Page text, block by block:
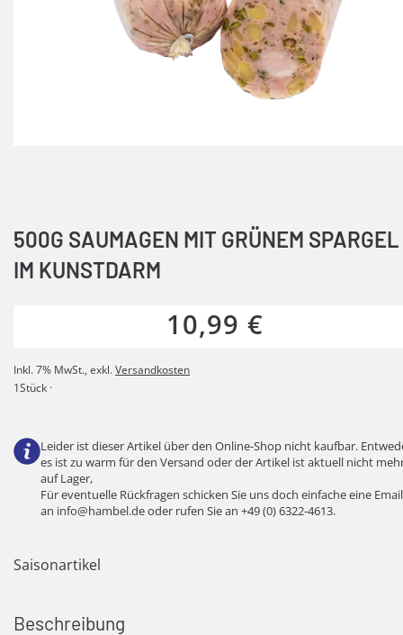
500G SAUMAGEN MIT GRÜNEM SPARGEL
IM KUNSTDARM
10,99 €
Inkl. 7% MwSt., exkl.Versandkosten
1Stück
Leider ist dieser Artikel über den Online-Shop nicht kaufbar.
es ist zu warm für den Versand oder der Artikel ist aktuell nicht
auf Lager,
Für eventuelle Rückfragen schicken Sie uns doch einfache eine Email
an info@hambel.deoder rufen Sie an +49 (0) 6322-4613.
Saisonartikel
Beschreibung